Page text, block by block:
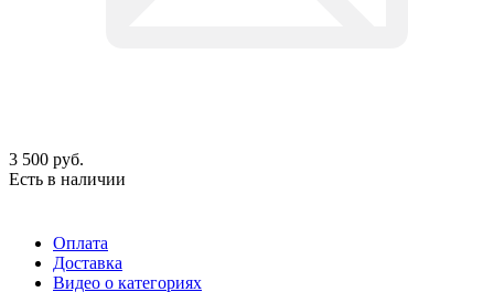
3 500 руб.
Есть в наличии
Оплата
Доставка
Видео о категориях